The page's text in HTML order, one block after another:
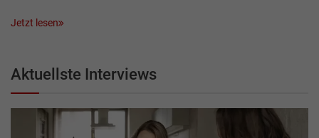
Jetzt lesen
Aktuellste Interviews